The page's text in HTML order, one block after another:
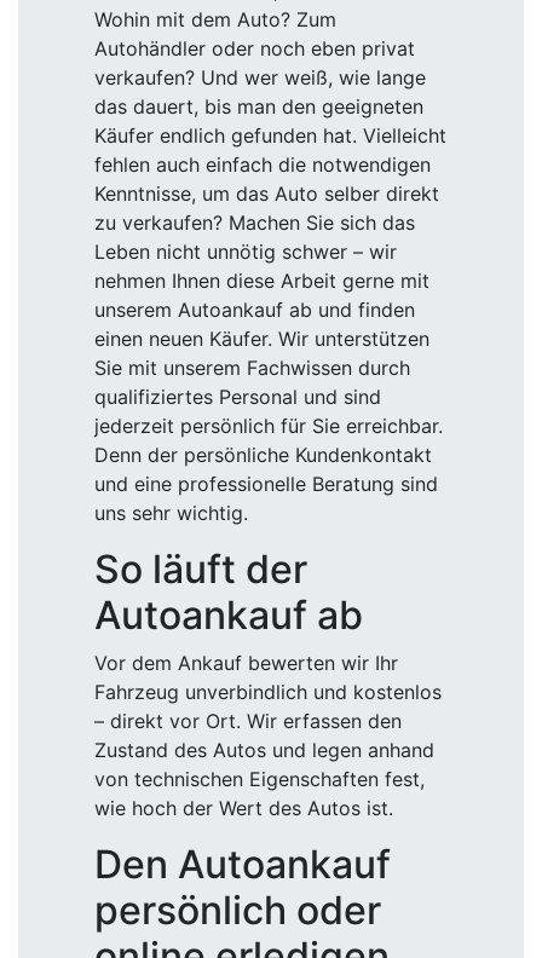
Wohin mit dem Auto? Zum
Autohändler oder noch eben privat
verkaufen? Und wer weiß, wie lange
das dauert, bis man den geeigneten
Käufer endlich gefunden hat. Vielleicht
fehlen auch einfach die notwendigen
Kenntnisse, um das Auto selber direkt
zu verkaufen? Machen Sie sich das
Leben nicht unnötig schwer – wir
nehmen Ihnen diese Arbeit gerne mit
unserem Autoankauf ab und finden
einen neuen Käufer. Wir unterstützen
Sie mit unserem Fachwissen durch
qualifiziertes Personal und sind
jederzeit persönlich für Sie erreichbar.
Denn der persönliche Kundenkontakt
und eine professionelle Beratung sind
uns sehr wichtig.
So läuft der
Autoankauf ab
Vor dem Ankauf bewerten wir Ihr
Fahrzeug unverbindlich und kostenlos
– direkt vor Ort. Wir erfassen den
Zustand des Autos und legen anhand
von technischen Eigenschaften fest,
wie hoch der Wert des Autos ist.
Den Autoankauf
persönlich oder